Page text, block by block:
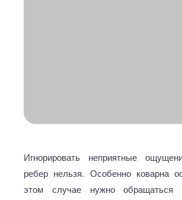
Игнорировать неприятные
ребер нельзя. Особенно коварна
этом случае нужно